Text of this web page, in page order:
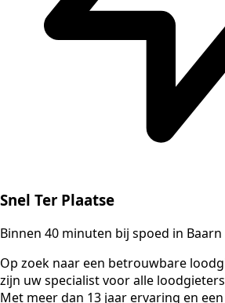
Snel Ter Plaatse
Binnen 40 minuten bij spoed in Baarn
Op zoek naar een betrouwbare
zijn uw specialist voor alle
Met meer dan 13 jaar ervaring en